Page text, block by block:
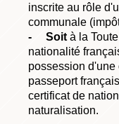
inscrite au rôle
communale
- Soità la
nationalité
possession d'une
passeport
certificat de
naturalisation.